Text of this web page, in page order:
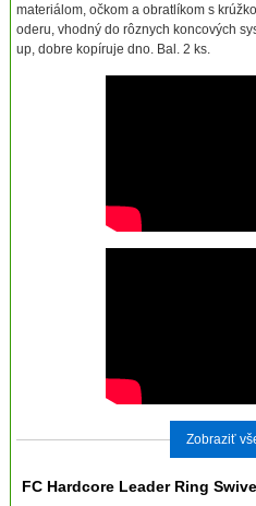
materiálom, očkom a obratlíkom s
oderu, vhodný do rôznych koncových
up, dobre kopíruje dno. Bal. 2 ks.
Zobraziť
FC Hardcore Leader Ring